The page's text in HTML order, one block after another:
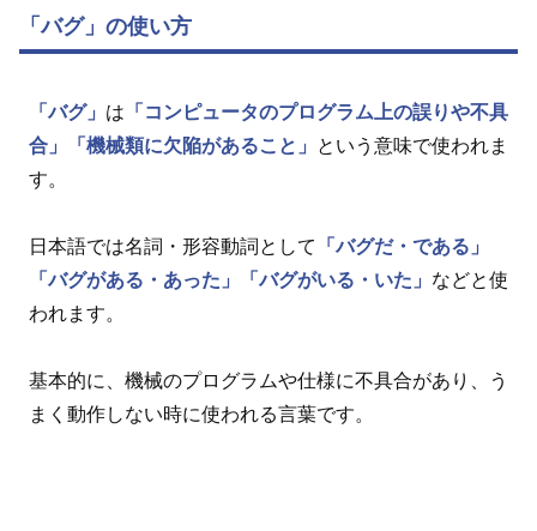
「バグ」の使い方
「バグ」 は 「コンピュータのプログラム上の誤りや不具
合」
「機械類に欠陥があること」
という意味で使われま
す。
日本語では名詞・形容動詞として
「バグだ・である」
「バグがある・あった」
「バグがいる・いた」 などと使
われます。
基本的に、機械のプログラムや仕様に不具合があり、う
まく動作しない時に使われる言葉です。